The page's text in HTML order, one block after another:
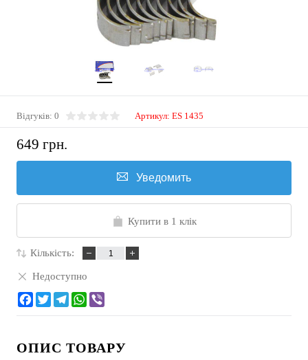
Відгуків: 0 Артикул: ES 1435
649 грн.
Уведомить
Купити в 1 клік
Кількість:
Недоступно
ОПИС ТОВАРУ